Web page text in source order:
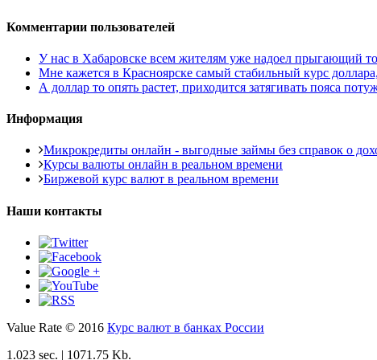
Комментарии пользователей
У нас в Хабаровске всем жителям уже надоел прыгающий
Мне кажется в Красноярске самый стабильный курс
А доллар то опять растет, приходится затягивать пояса
Информация
Микрокредиты онлайн - выгодные займы без справок о
Курсы валюты онлайн в реальном времени
Биржевой курс валют в реальном времени
Наши контакты
Value Rate © 2016 Курс валют в банках России
1.023 sec. | 1071.75 Kb.